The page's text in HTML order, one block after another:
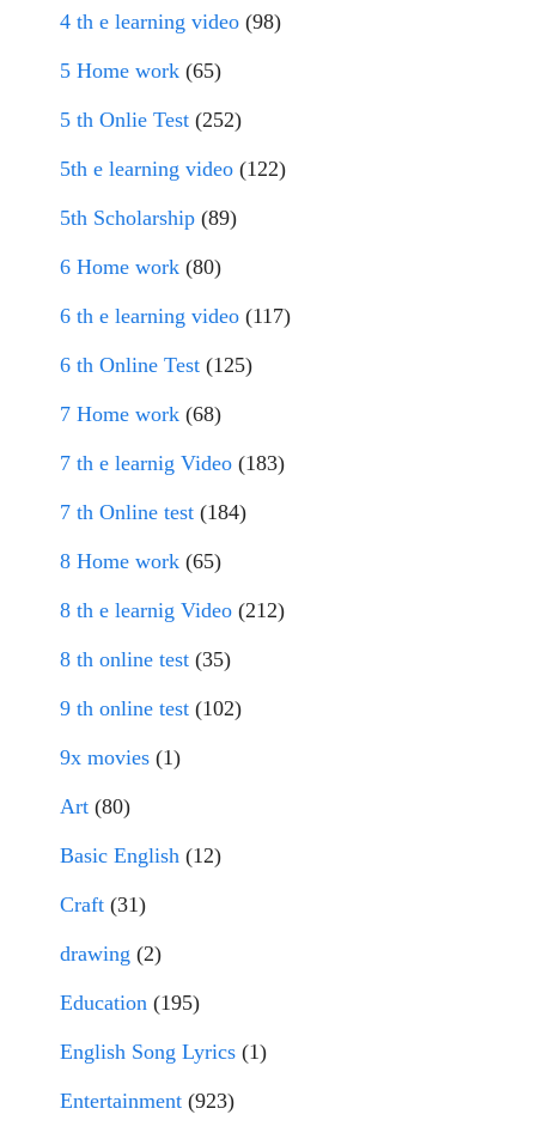
4 th e learning video (98)
5 Home work (65)
5 th Onlie Test (252)
5th e learning video (122)
5th Scholarship (89)
6 Home work (80)
6 th e learning video (117)
6 th Online Test (125)
7 Home work (68)
7 th e learnig Video (183)
7 th Online test (184)
8 Home work (65)
8 th e learnig Video (212)
8 th online test (35)
9 th online test (102)
9x movies (1)
Art (80)
Basic English (12)
Craft (31)
drawing (2)
Education (195)
English Song Lyrics (1)
Entertainment (923)